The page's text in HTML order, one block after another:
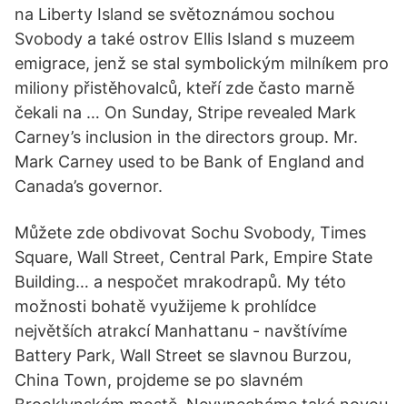
na Liberty Island se světoznámou sochou
Svobody a také ostrov Ellis Island s muzeem
emigrace, jenž se stal symbolickým milníkem pro
miliony přistěhovalců, kteří zde často marně
čekali na … On Sunday, Stripe revealed Mark
Carney’s inclusion in the directors group. Mr.
Mark Carney used to be Bank of England and
Canada’s governor.
Můžete zde obdivovat Sochu Svobody, Times
Square, Wall Street, Central Park, Empire State
Building… a nespočet mrakodrapů. My této
možnosti bohatě využijeme k prohlídce
největších atrakcí Manhattanu - navštívíme
Battery Park, Wall Street se slavnou Burzou,
China Town, projdeme se po slavném